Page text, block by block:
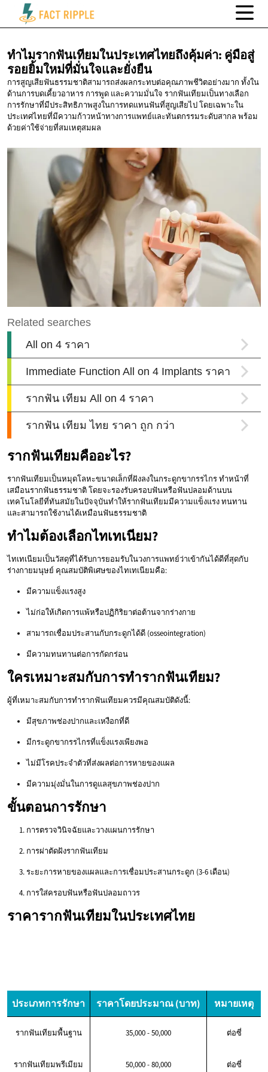
ทำไมรากฟันเทียมในประเทศไทยถึงคุ้มค่า: คู่มือสู่
รอยยิ้มใหม่ที่มั่นใจและยั่งยืน
การสูญเสียฟันธรรมชาติสามารถส่งผลกระทบต่อคุณภาพชีวิตอย่างมาก ทั้งใน
ด้านการบดเคี้ยวอาหาร การพูด และความมั่นใจ รากฟันเทียมเป็นทางเลือก
การรักษาที่มีประสิทธิภาพสูงในการทดแทนฟันที่สูญเสียไป โดยเฉพาะใน
ประเทศไทยที่มีความก้าวหน้าทางการแพทย์และทันตกรรมระดับสากล พร้อม
ด้วยค่าใช้จ่ายที่สมเหตุสมผล
รากฟันเทียมคืออะไร?
รากฟันเทียมเป็นหมุดโลหะขนาดเล็กที่ฝังลงในกระดูกขากรรไกร ทำหน้าที่
เสมือนรากฟันธรรมชาติ โดยจะรองรับครอบฟันหรือฟันปลอมด้านบน
เทคโนโลยีที่ทันสมัยในปัจจุบันทำให้รากฟันเทียมมีความแข็งแรง ทนทาน
และสามารถใช้งานได้เหมือนฟันธรรมชาติ
ทำไมต้องเลือกไทเทเนียม?
ไทเทเนียมเป็นวัสดุที่ได้รับการยอมรับในวงการแพทย์ว่าเข้ากันได้ดีที่สุดกับ
ร่างกายมนุษย์ คุณสมบัติพิเศษของไทเทเนียมคือ:
มีความแข็งแรงสูง
ไม่ก่อให้เกิดการแพ้หรือปฏิกิริยาต่อต้านจากร่างกาย
สามารถเชื่อมประสานกับกระดูกได้ดี (osseointegration)
มีความทนทานต่อการกัดกร่อน
ใครเหมาะสมกับการทำรากฟันเทียม?
ผู้ที่เหมาะสมกับการทำรากฟันเทียมควรมีคุณสมบัติดังนี้:
มีสุขภาพช่องปากและเหงือกที่ดี
มีกระดูกขากรรไกรที่แข็งแรงเพียงพอ
ไม่มีโรคประจำตัวที่ส่งผลต่อการหายของแผล
มีความมุ่งมั่นในการดูแลสุขภาพช่องปาก
ขั้นตอนการรักษา
การตรวจวินิจฉัยและวางแผนการรักษา
การผ่าตัดฝังรากฟันเทียม
ระยะการหายของแผลและการเชื่อมประสานกระดูก (3-6 เดือน)
การใส่ครอบฟันหรือฟันปลอมถาวร
ราคารากฟันเทียมในประเทศไทย
ประเภทการรักษา ราคาโดยประมาณ (บาท) หมายเหตุ
รากฟันเทียมพื้นฐาน 35,000 - 50,000 ต่อซี่
รากฟันเทียมพรีเมียม 50,000 - 80,000 ต่อซี่